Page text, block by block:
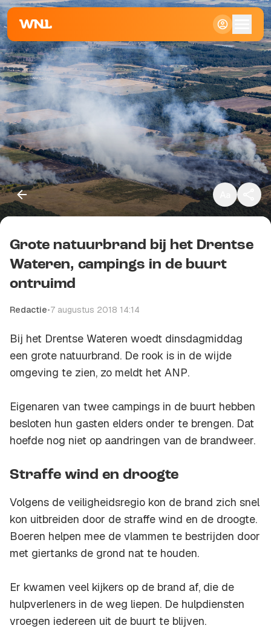
Klein
Standaard
Groot
Kopieer link
Grote natuurbrand bij het Drentse
Wateren, campings in de buurt
ontruimd
Redactie•7 augustus 2018 14:14
Bij het Drentse Wateren woedt dinsdagmiddag
een grote natuurbrand. De rook is in de wijde
omgeving te zien, zo meldt het ANP.
Eigenaren van twee campings in de buurt hebben
besloten hun gasten elders onder te brengen. Dat
hoefde nog niet op aandringen van de brandweer.
Straffe wind en droogte
Volgens de veiligheidsregio kon de brand zich snel
kon uitbreiden door de straffe wind en de droogte.
Boeren helpen mee de vlammen te bestrijden door
met giertanks de grond nat te houden.
Er kwamen veel kijkers op de brand af, die de
hulpverleners in de weg liepen. De hulpdiensten
vroegen iedereen uit de buurt te blijven.